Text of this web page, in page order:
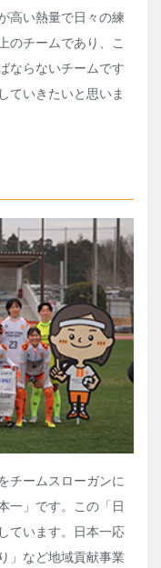
高い熱量で日々の練
のチームであり、こ
ならないチームです
ていきたいと思いま
チームスローガンに
一」です。この「日
ています。日本一応
」など地域貢献事業